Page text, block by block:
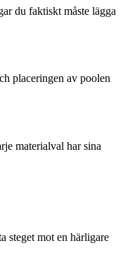
du faktiskt måste lägga
placeringen av poolen
materialval har sina
steget mot en härligare